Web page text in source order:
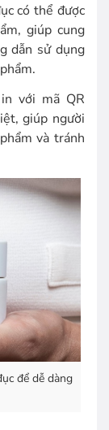
có thể được
giúp cung
dẫn sử dụng
với mã QR
giúp người
và tránh
để dễ dàng